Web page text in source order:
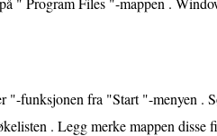
"-funksjonen fra "Start "-menyen .
. Legg merke mappen